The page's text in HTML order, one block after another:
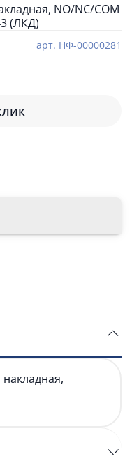
арт. НФ-00000281
NO/NC/COM
(ЛКД)